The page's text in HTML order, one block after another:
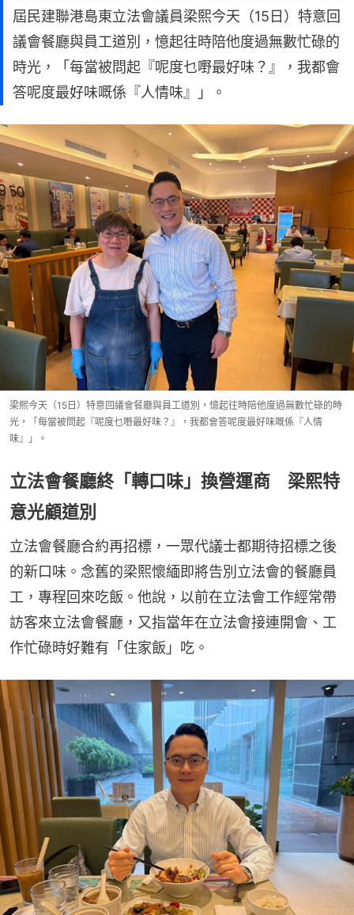
屆民建聯港島東立法會議員梁熙今天（15日）特意回
議會餐廳與員工道別，憶起往時陪他度過無數忙碌的
時光，「每當被問起『呢度乜嘢最好味？』，我都會
答呢度最好味嘅係『人情味』」。
梁熙今天（15日）特意回議會餐廳與員工道別，憶起往時陪他度過無數忙碌的時
光，「每當被問起『呢度乜嘢最好味？』，我都會答呢度最好味嘅係『人情
味』」。
立法會餐廳終「轉口味」換營運商 梁熙特
意光顧道別
立法會餐廳合約再招標，一眾代議士都期待招標之後
的新口味。念舊的梁熙懷緬即將告別立法會的餐廳員
工，專程回來吃飯。他說，以前在立法會工作經常帶
訪客來立法會餐廳，又指當年在立法會接連開會、工
作忙碌時好難有「住家飯」吃。